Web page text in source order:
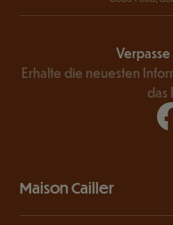
Erhalte die neuesten
das
Maison Cailler